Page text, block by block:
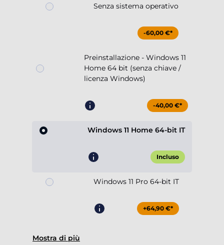
Senza sistema operativo
-60,00 €*
Preinstallazione - Windows 11
Home 64 bit (senza chiave /
licenza Windows)
-40,00 €*
Windows 11 Home 64-bit IT
Incluso
Windows 11 Pro 64-bit IT
+64,90 €*
Mostra di più